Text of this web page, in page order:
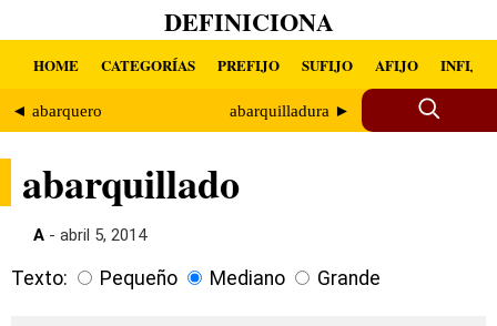
DEFINICIONA
HOME CATEGORÍAS PREFIJO SUFIJO AFIJO INFIJO
◄ abarquero abarquilladura ►
abarquillado
A - abril 5, 2014
Texto: Pequeño Mediano Grande